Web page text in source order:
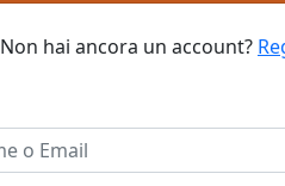
Non hai ancora un account?